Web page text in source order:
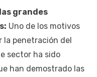
grandes
Uno de los motivos
la penetración del
sector ha sido
han demostrado las